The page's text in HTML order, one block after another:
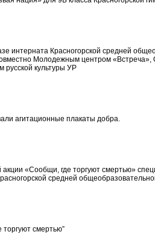
интерната Красногорской средней
Молодежным центром
культуры УР
агитационные плакаты добра.
акции «Сообщи, где торгуют смертью»
средней
смертью”